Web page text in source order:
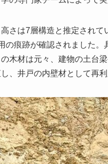
さは7層構造と推定され
の痕跡が確認されました
木材は元々、建物の土台
、井戸の内壁材として再